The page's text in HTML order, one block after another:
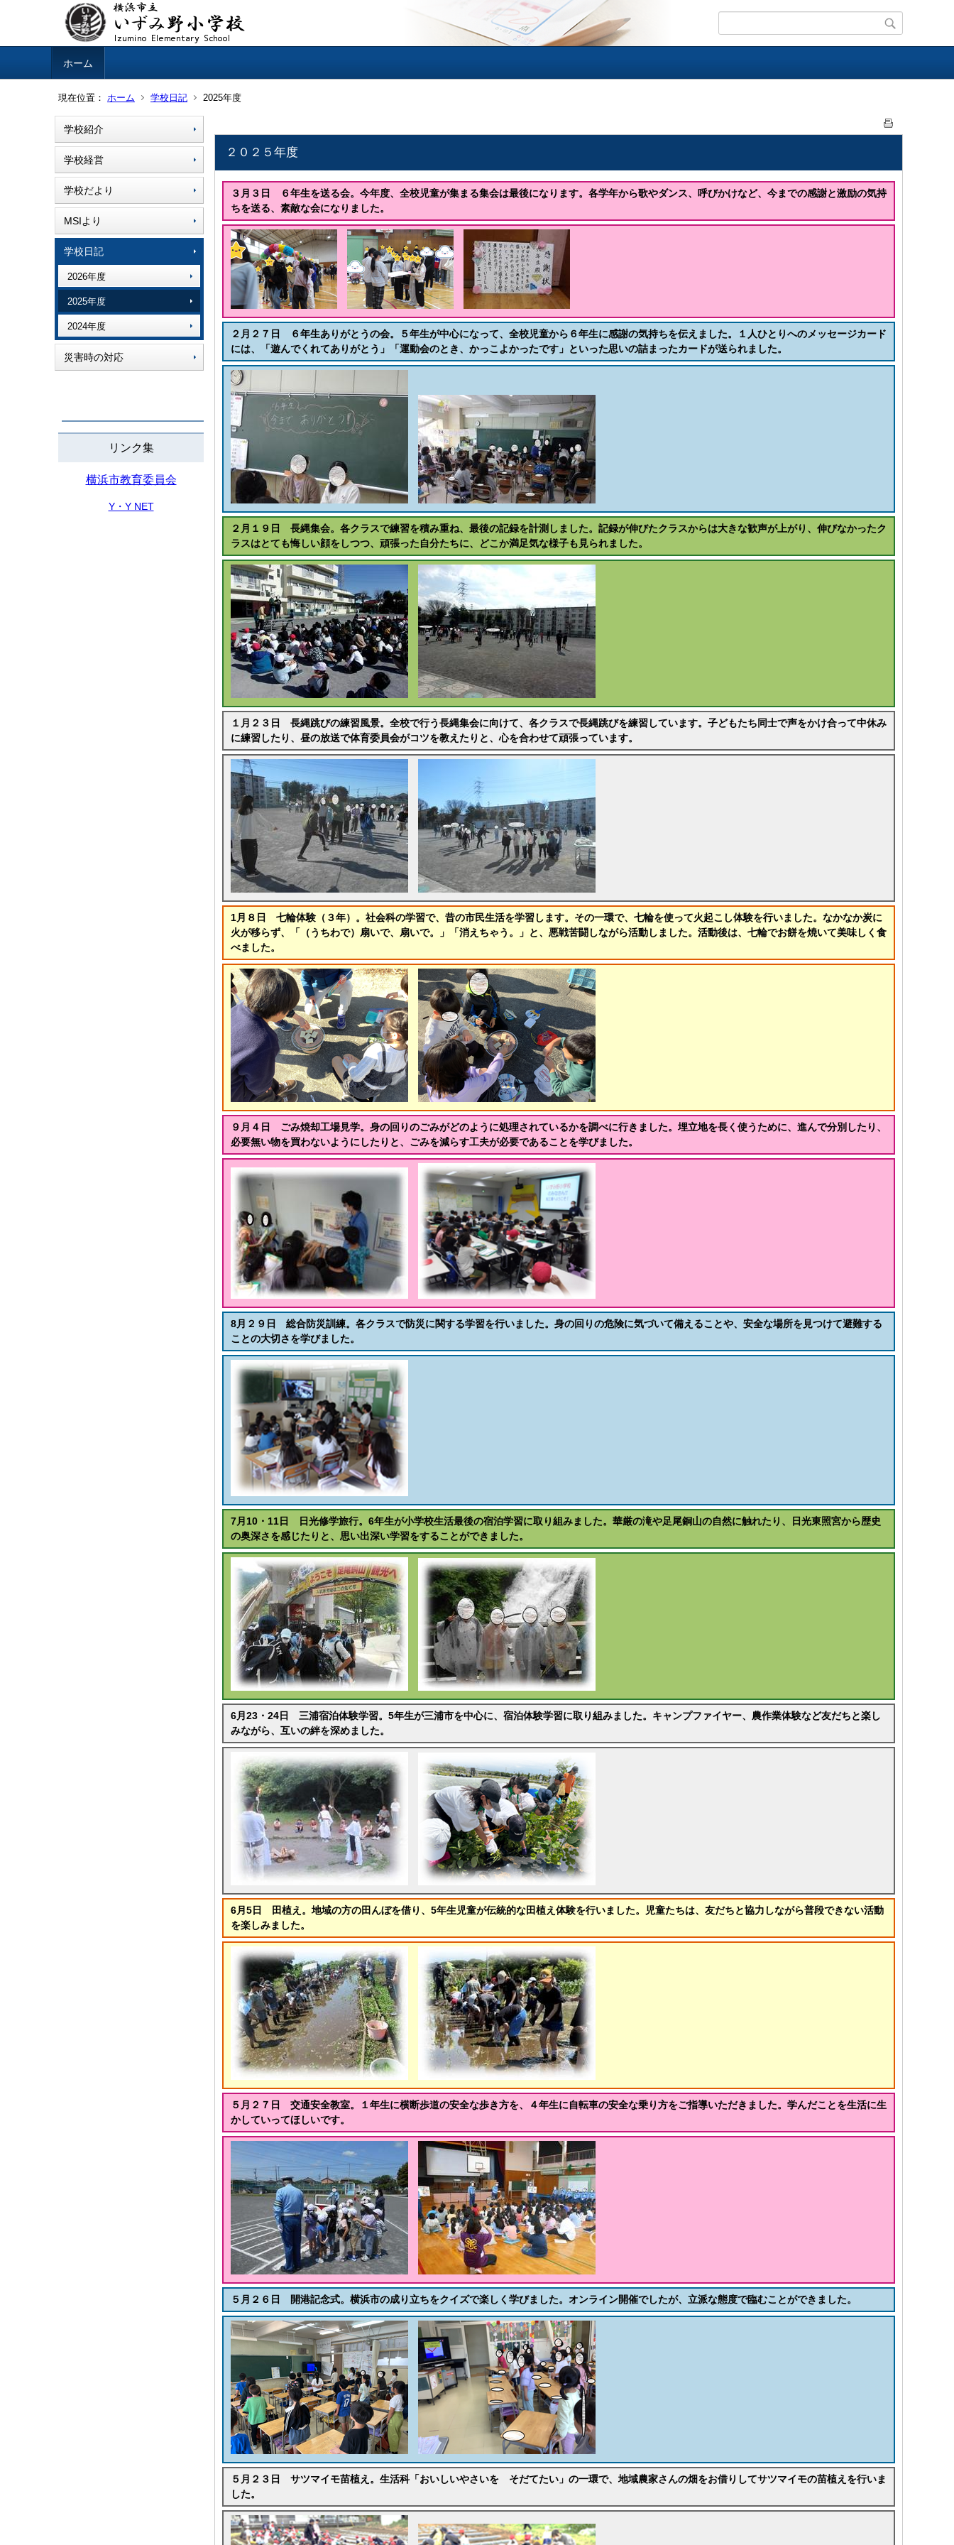
ホーム
現在位置： ホーム 学校日記 2025年度
学校紹介
学校経営
学校だより
MSIより
学校日記
2026年度
2025年度
2024年度
災害時の対応
リンク集
横浜市教育委員会
Y・Y NET
２０２５年度
３月３日 ６年生を送る会。今年度、全校児童が集まる集会は最後になります。各学年から歌やダンス、呼びかけなど、今までの感謝と激励の気持
ちを送る、素敵な会になりました。
２月２７日 ６年生ありがとうの会。５年生が中心になって、全校児童から６年生に感謝の気持ちを伝えました。１人ひとりへのメッセージカード
には、「遊んでくれてありがとう」「運動会のとき、かっこよかったです」といった思いの詰まったカードが送られました。
２月１９日 長縄集会。各クラスで練習を積み重ね、最後の記録を計測しました。記録が伸びたクラスからは大きな歓声が上がり、伸びなかったク
ラスはとても悔しい顔をしつつ、頑張った自分たちに、どこか満足気な様子も見られました。
１月２３日 長縄跳びの練習風景。全校で行う長縄集会に向けて、各クラスで長縄跳びを練習しています。子どもたち同士で声をかけ合って中休み
に練習したり、昼の放送で体育委員会がコツを教えたりと、心を合わせて頑張っています。
1月８日 七輪体験（３年）。社会科の学習で、昔の市民生活を学習します。その一環で、七輪を使って火起こし体験を行いました。なかなか炭に
火が移らず、「（うちわで）扇いで、扇いで。」「消えちゃう。」と、悪戦苦闘しながら活動しました。活動後は、七輪でお餅を焼いて美味しく食
べました。
９月４日 ごみ焼却工場見学。身の回りのごみがどのように処理されているかを調べに行きました。埋立地を長く使うために、進んで分別したり、
必要無い物を買わないようにしたりと、ごみを減らす工夫が必要であることを学びました。
8月２９日 総合防災訓練。各クラスで防災に関する学習を行いました。身の回りの危険に気づいて備えることや、安全な場所を見つけて避難する
ことの大切さを学びました。
7月10・11日 日光修学旅行。6年生が小学校生活最後の宿泊学習に取り組みました。華厳の滝や足尾銅山の自然に触れたり、日光東照宮から歴史
の奥深さを感じたりと、思い出深い学習をすることができました。
6月23・24日 三浦宿泊体験学習。5年生が三浦市を中心に、宿泊体験学習に取り組みました。キャンプファイヤー、農作業体験など友だちと楽し
みながら、互いの絆を深めました。
6月5日 田植え。地域の方の田んぼを借り、5年生児童が伝統的な田植え体験を行いました。児童たちは、友だちと協力しながら普段できない活動
を楽しみました。
５月２７日 交通安全教室。１年生に横断歩道の安全な歩き方を、４年生に自転車の安全な乗り方をご指導いただきました。学んだことを生活に生
かしていってほしいです。
５月２６日 開港記念式。横浜市の成り立ちをクイズで楽しく学びました。オンライン開催でしたが、立派な態度で臨むことができました。
５月２３日 サツマイモ苗植え。生活科「おいしいやさいを そだてたい」の一環で、地域農家さんの畑をお借りしてサツマイモの苗植えを行いま
した。